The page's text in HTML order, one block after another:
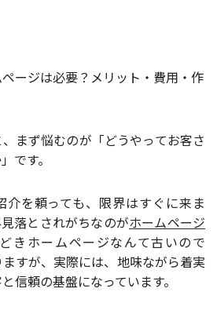
まず悩むのが「どうやってお客さ
です。
介を頼っても、限界はすぐに来ま
落とされがちなのがホームページ
きホームページなんて古いので
すが、実際には、地味ながら着実
信頼の基盤になっています。